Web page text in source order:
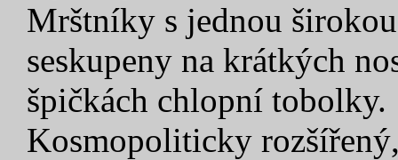
Mrštníky s jednou
seskupeny na krátkých
špičkách chlopní tobolky.
Kosmopoliticky